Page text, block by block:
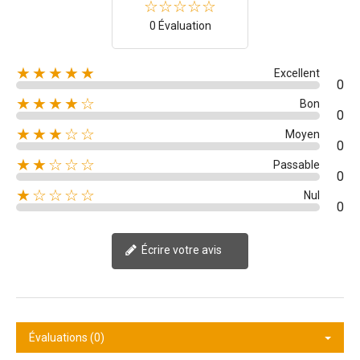
0 Évaluation
★★★★★ Excellent
0
★★★★☆ Bon
0
★★★☆☆ Moyen
0
★★☆☆☆ Passable
0
★☆☆☆☆ Nul
0
Écrire votre avis
Évaluations (0)